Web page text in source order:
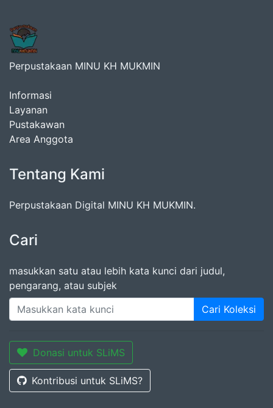
Perpustakaan MINU KH MUKMIN
Informasi
Layanan
Pustakawan
Area Anggota
Tentang Kami
Perpustakaan Digital MINU KH MUKMIN.
Cari
masukkan satu atau lebih kata kunci dari judul,
pengarang, atau subjek
Cari Koleksi
Donasi untuk SLiMS
Kontribusi untuk SLiMS?